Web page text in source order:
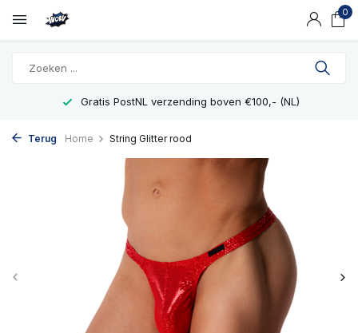
0
Gratis PostNL verzending boven €100,- (NL)
Terug Home String Glitter rood